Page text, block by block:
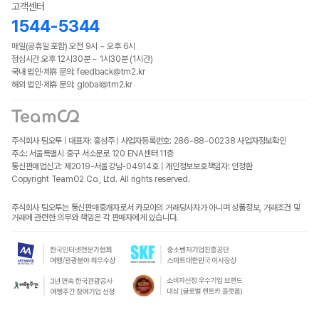
고객센터
1544-5344
매일(공휴일 포함) 오전 9시 ~ 오후 6시
점심시간 오후 12시30분 ~ 1시30분 (1시간)
국내 법인·제휴 문의: feedback@tm2.kr
해외 법인·제휴 문의: global@tm2.kr
주식회사 팀오투 | 대표자: 홍성주 | 사업자등록번호: 286-88-00238 사업자정보확인
주소: 서울특별시 중구 서소문로 120 ENA센터 11층
통신판매업신고: 제2019-서울강남-04914호 | 개인정보보호책임자: 인정환
Copyright TeamO2 Co., Ltd. All rights reserved.
주식회사 팀오투는 통신판매중개자로서 카모아의 거래당사자가 아니며 상품정보, 거래조건 및
거래에 관련한 의무와 책임은 각 판매자에게 있습니다.